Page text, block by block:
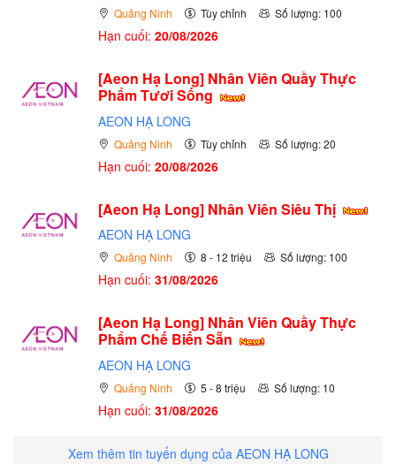
Quảng Ninh Tùy chỉnh Số lượng: 100
Hạn cuối: 20/08/2026
[Aeon Hạ Long] Nhân Viên Quầy Thực
Phẩm Tươi Sống
AEON HẠ LONG
Quảng Ninh Tùy chỉnh Số lượng: 20
Hạn cuối: 20/08/2026
[Aeon Hạ Long] Nhân Viên Siêu Thị
AEON HẠ LONG
Quảng Ninh 8 - 12 triệu Số lượng: 100
Hạn cuối: 31/08/2026
[Aeon Hạ Long] Nhân Viên Quầy Thực
Phẩm Chế Biến Sẵn
AEON HẠ LONG
Quảng Ninh 5 - 8 triệu Số lượng: 10
Hạn cuối: 31/08/2026
Xem thêm tin tuyển dụng của AEON HẠ LONG